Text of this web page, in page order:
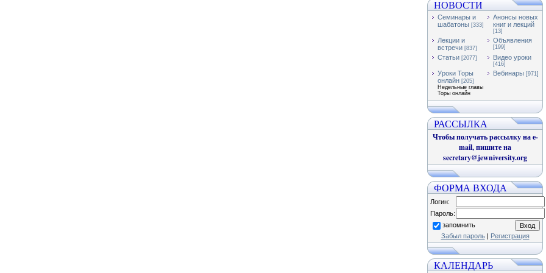
НОВОСТИ
Семинары и
шабатоны [333]
Анонсы новых
книг и лекций
[13]
Лекции и
встречи [837]
Объявления
[199]
Статьи [2077] Видео уроки
[416]
Уроки Торы
онлайн [205]
Недельные главы
Торы онлайн
Вебинары [971]
РАССЫЛКА
Чтобы получать рассылку на e-
mail, пишите на
secretary@jewniversity.org
ФОРМА ВХОДА
Логин:
Пароль:
запомнить
Забыл пароль| Регистрация
КАЛЕНДАРЬ